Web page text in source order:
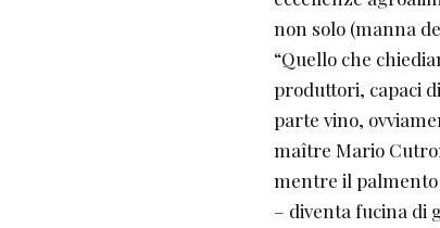
non solo (manna
“Quello che
produttori, capaci
parte vino,
maître Mario
mentre il palmento
– diventa fucina di